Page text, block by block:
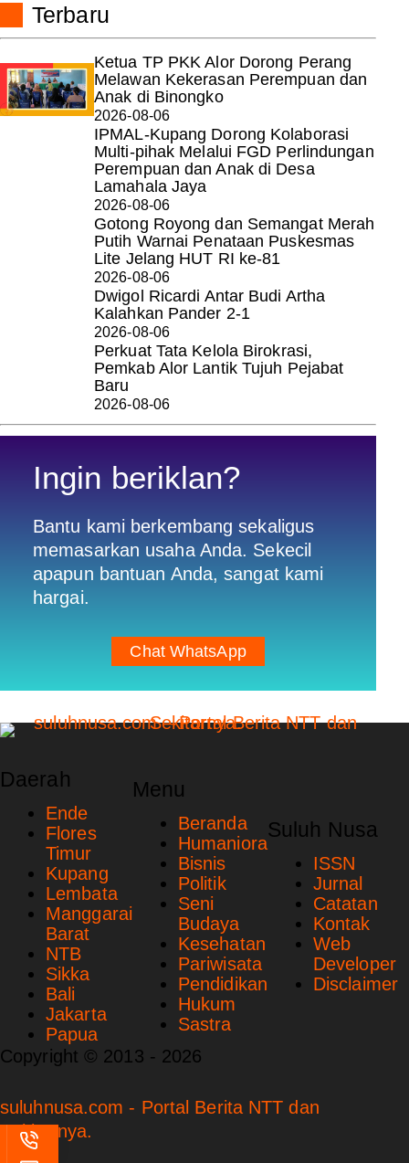
Terbaru
Ketua TP PKK Alor Dorong Perang
Melawan Kekerasan Perempuan dan
Anak di Binongko
2026-08-06
IPMAL-Kupang Dorong Kolaborasi
Multi-pihak Melalui FGD Perlindungan
Perempuan dan Anak di Desa
Lamahala Jaya
2026-08-06
Gotong Royong dan Semangat Merah
Putih Warnai Penataan Puskesmas
Lite Jelang HUT RI ke-81
2026-08-06
Dwigol Ricardi Antar Budi Artha
Kalahkan Pander 2-1
2026-08-06
Perkuat Tata Kelola Birokrasi,
Pemkab Alor Lantik Tujuh Pejabat
Baru
2026-08-06
Ingin beriklan?
Bantu kami berkembang sekaligus
memasarkan usaha Anda. Sekecil
apapun bantuan Anda, sangat kami
hargai.
Chat WhatsApp
Daerah
Ende
Flores
Timur
Kupang
Lembata
Manggarai
Barat
NTB
Sikka
Bali
Jakarta
Papua
Menu
Beranda
Humaniora
Bisnis
Politik
Seni
Budaya
Kesehatan
Pariwisata
Pendidikan
Hukum
Sastra
Suluh Nusa
ISSN
Jurnal
Catatan
Kontak
Web
Developer
Disclaimer
Copyright © 2013 - 2026
suluhnusa.com - Portal Berita NTT dan
Sekitarnya.